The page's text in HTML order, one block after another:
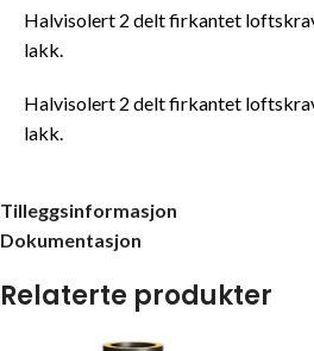
Halvisolert 2 delt firkantet
lakk.
Halvisolert 2 delt firkantet
lakk.
Tilleggsinformasjon
Dokumentasjon
Relaterte produkter